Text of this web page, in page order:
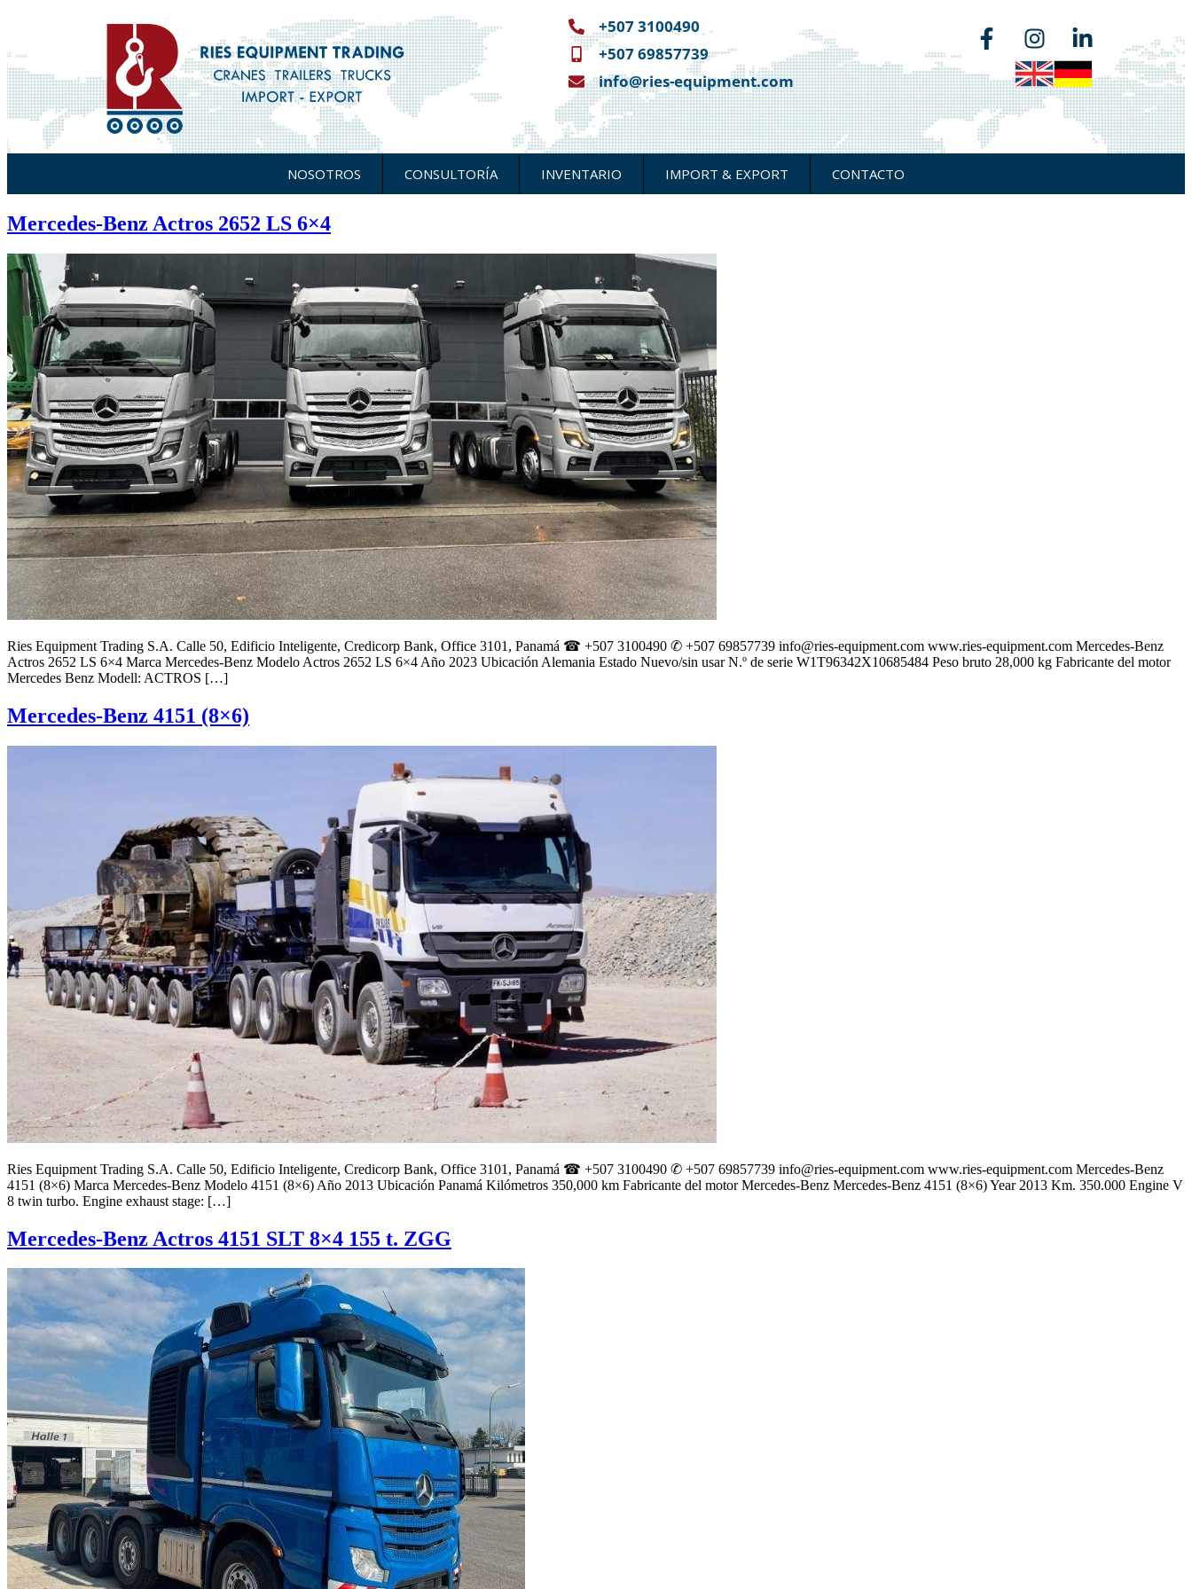
+507 3100490
+507 69857739
info@ries-equipment.com
NOSOTROS CONSULTORÍA INVENTARIO IMPORT & EXPORT CONTACTO
Mercedes-Benz Actros 2652 LS 6×4
Ries Equipment Trading S.A. Calle 50, Edificio Inteligente, Credicorp Bank, Office 3101, Panamá ☎ +507 3100490 ✆ +507 69857739 info@ries-equipment.com www.ries-equipment.com Mercedes-Benz
Actros 2652 LS 6×4 Marca Mercedes-Benz Modelo Actros 2652 LS 6×4 Año 2023 Ubicación Alemania Estado Nuevo/sin usar N.º de serie W1T96342X10685484 Peso bruto 28,000 kg Fabricante del motor
Mercedes Benz Modell: ACTROS […]
Mercedes-Benz 4151 (8×6)
Ries Equipment Trading S.A. Calle 50, Edificio Inteligente, Credicorp Bank, Office 3101, Panamá ☎ +507 3100490 ✆ +507 69857739 info@ries-equipment.com www.ries-equipment.com Mercedes-Benz
4151 (8×6) Marca Mercedes-Benz Modelo 4151 (8×6) Año 2013 Ubicación Panamá Kilómetros 350,000 km Fabricante del motor Mercedes-Benz Mercedes-Benz 4151 (8×6) Year 2013 Km. 350.000 Engine V
8 twin turbo. Engine exhaust stage: […]
Mercedes-Benz Actros 4151 SLT 8×4 155 t. ZGG